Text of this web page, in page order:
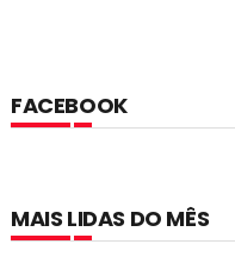
FACEBOOK
MAIS LIDAS DO MÊS